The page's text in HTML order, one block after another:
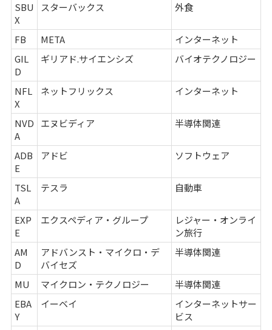
SBU
X
スターバックス 外食
FB META
インターネット
GIL
D
ギリアド.サイエンシズ バイオテクノロジー
NFL
X
ネットフリックス インターネット
NVD
A
エヌビディア 半導体関連
ADB
E
アドビ ソフトウェア
TSL
A
テスラ 自動車
EXP
E
エクスペディア・グループ
レジャー・オンライ
ン旅行
AM
D
アドバンスト・マイクロ・デ
バイセズ
半導体関連
MU マイクロン・テクノロジー
半導体関連
EBA
Y
イーベイ
インターネットサー
ビス